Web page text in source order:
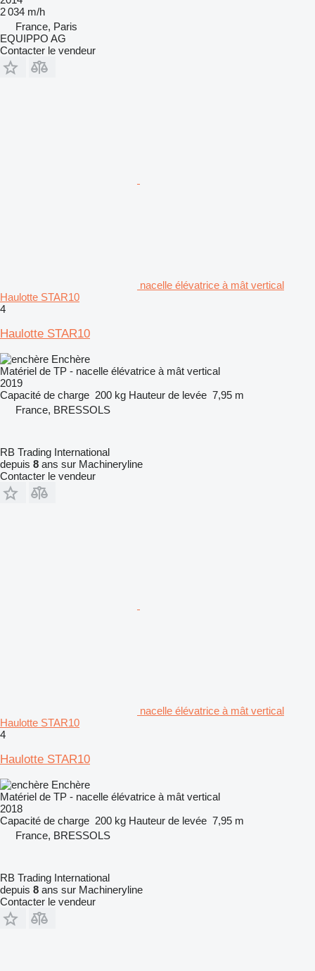
2 034 m/h
France, Paris
EQUIPPO AG
Contacter le vendeur
nacelle élévatrice à mât vertical
Haulotte STAR10
4
Haulotte STAR10
Enchère
Matériel de TP - nacelle élévatrice à mât vertical
2019
Capacité de charge 200 kg Hauteur de levée 7,95 m
France, BRESSOLS
RB Trading International
depuis 8 ans sur Machineryline
Contacter le vendeur
nacelle élévatrice à mât vertical
Haulotte STAR10
4
Haulotte STAR10
Enchère
Matériel de TP - nacelle élévatrice à mât vertical
2018
Capacité de charge 200 kg Hauteur de levée 7,95 m
France, BRESSOLS
RB Trading International
depuis 8 ans sur Machineryline
Contacter le vendeur